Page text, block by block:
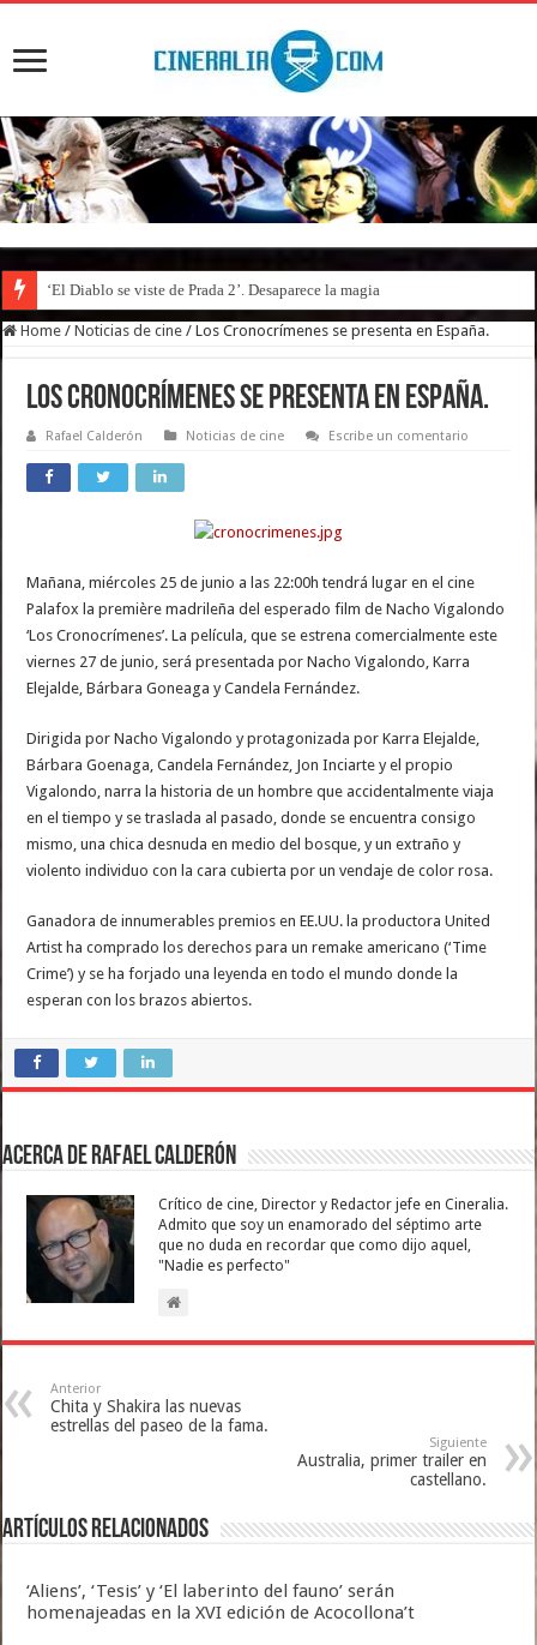
‘El Diablo se viste de Prada 2’. Desaparece la magia
Home / Noticias de cine / Los Cronocrímenes se presenta en España.
Los Cronocrímenes se presenta en España.
Rafael Calderón Noticias de cine Escribe un comentario
Mañana, miércoles 25 de junio a las 22:00h tendrá lugar en el cine
Palafox la première madrileña del esperado film de Nacho Vigalondo
‘Los Cronocrímenes’. La película, que se estrena comercialmente este
viernes 27 de junio, será presentada por Nacho Vigalondo, Karra
Elejalde, Bárbara Goneaga y Candela Fernández.
Dirigida por Nacho Vigalondo y protagonizada por Karra Elejalde,
Bárbara Goenaga, Candela Fernández, Jon Inciarte y el propio
Vigalondo, narra la historia de un hombre que accidentalmente viaja
en el tiempo y se traslada al pasado, donde se encuentra consigo
mismo, una chica desnuda en medio del bosque, y un extraño y
violento individuo con la cara cubierta por un vendaje de color rosa.
Ganadora de innumerables premios en EE.UU. la productora United
Artist ha comprado los derechos para un remake americano (‘Time
Crime’) y se ha forjado una leyenda en todo el mundo donde la
esperan con los brazos abiertos.
Acerca de Rafael Calderón
Crítico de cine, Director y Redactor jefe en Cineralia.
Admito que soy un enamorado del séptimo arte
que no duda en recordar que como dijo aquel,
"Nadie es perfecto"
Anterior
Chita y Shakira las nuevas
estrellas del paseo de la fama.
Siguiente
Australia, primer trailer en
castellano.
Artículos relacionados
‘Aliens’, ‘Tesis’ y ‘El laberinto del fauno’ serán
homenajeadas en la XVI edición de Acocollona’t